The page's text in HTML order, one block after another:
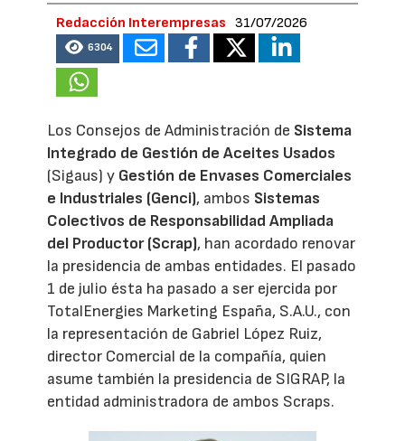
Redacción Interempresas 31/07/2026
6304
Los Consejos de Administración de Sistema
Integrado de Gestión de Aceites Usados
(Sigaus) y Gestión de Envases Comerciales
e Industriales (Genci), ambos Sistemas
Colectivos de Responsabilidad Ampliada
del Productor (Scrap), han acordado renovar
la presidencia de ambas entidades. El pasado
1 de julio ésta ha pasado a ser ejercida por
TotalEnergies Marketing España, S.A.U., con
la representación de Gabriel López Ruiz,
director Comercial de la compañía, quien
asume también la presidencia de SIGRAP, la
entidad administradora de ambos Scraps.